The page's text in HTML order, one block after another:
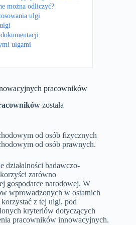
można odliczyć?
ulgi
ulgami
pracowników
została
od osób fizycznych
od osób prawnych.
działalności badawczo-
zarówno
gospodarce narodowej. W
wprowadzonych w ostatnich
z tej ulgi, pod
kryteriów dotyczących
pracowników innowacyjnych.